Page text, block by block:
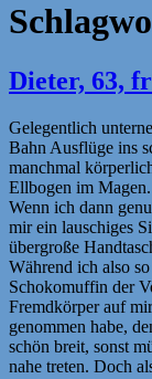
Dieter, 63,
Gelegentlich
Bahn Ausflüge ins
manchmal
Ellbogen im Magen.
Wenn ich dann
mir ein lauschiges
übergroße
Während ich also
Schokomuffin der
Fremdkörper auf
genommen habe,
schön breit, sonst
nahe treten. Doch